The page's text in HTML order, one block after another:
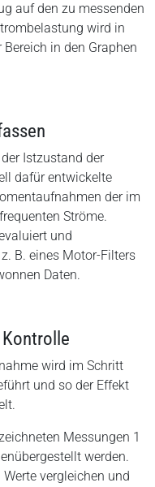
auf den zu messenden
wird in
in den Graphen
Istzustand der
dafür entwickelte
der im
Ströme.
und
B. eines Motor-Filters
Daten.
wird im Schritt
und so der Effekt
Messungen 1
werden.
vergleichen und